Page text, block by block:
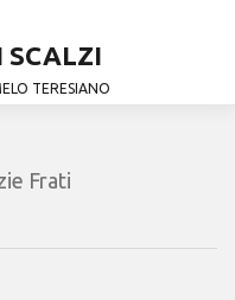
SCALZI
TERESIANO
Frati